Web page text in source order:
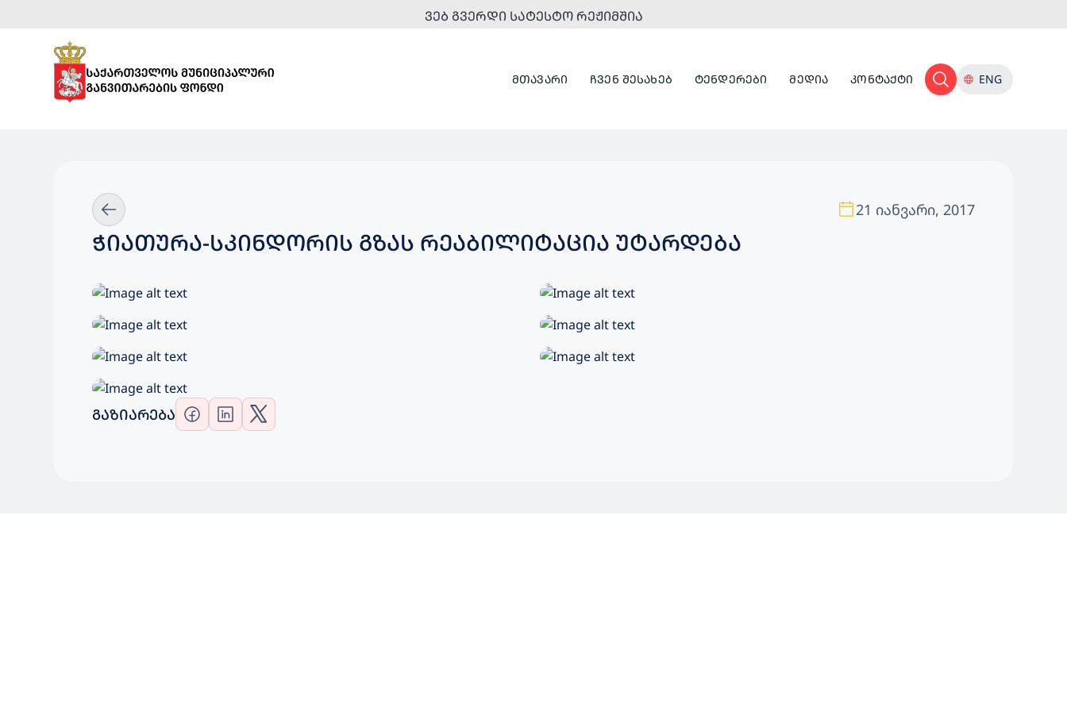
ᲕᲔᲑ ᲒᲕᲔᲠᲓᲘ ᲡᲐᲢᲔᲡᲢᲝ ᲠᲔᲟᲘᲛᲨᲘᲐ
ᲛᲗᲐᲕᲐᲠᲘ ᲩᲕᲔᲜ ᲨᲔᲡᲐᲮᲔᲑ ᲢᲔᲜᲓᲔᲠᲔᲑᲘ ᲛᲔᲓᲘᲐ ᲙᲝᲜᲢᲐᲥᲢᲘ ENG
21 იანვარი, 2017
ᲭᲘᲐᲗᲣᲠᲐ-ᲡᲙᲘᲜᲓᲝᲠᲘᲡ ᲒᲖᲐᲡ ᲠᲔᲐᲑᲘᲚᲘᲢᲐᲪᲘᲐ ᲣᲢᲐᲠᲓᲔᲑᲐ
ᲒᲐᲖᲘᲐᲠᲔᲑᲐ